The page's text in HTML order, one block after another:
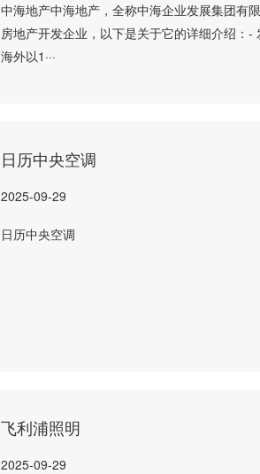
中海地产中海地产，全称中海企业发展集团有
房地产开发企业，以下是关于它的详细介绍：
海外以1···
日历中央空调
2025-09-29
日历中央空调
飞利浦照明
2025-09-29